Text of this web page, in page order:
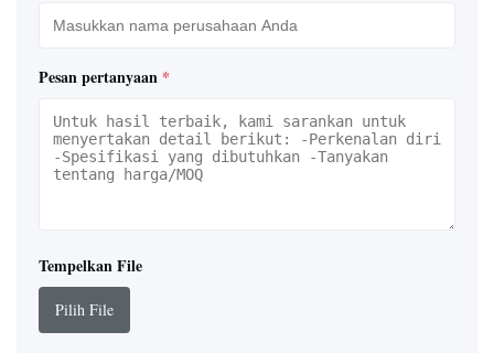
Pesan pertanyaan *
Tempelkan File
Pilih File